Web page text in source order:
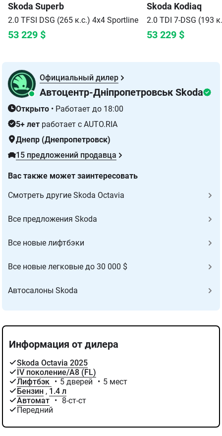
Skoda Superb
2.0 TFSI DSG (265 к.с.) 4x4 Sportline
53 229 $
Skoda Kodiaq
2.0 TDI 7-DSG (193
53 229 $
Официальный дилер
Автоцентр-Дніпропетровськ Skoda
Открыто • Работает до 18:00
5+ лет работает с AUTO.RIA
Днепр (Днепропетровск)
15 предложений продавца
Вас также может заинтересовать
Cмотреть другие Skoda Octavia
Все предложения Skoda
Все новые лифтбэки
Все новые легковые до 30 000 $
Автосалоны Skoda
Информация от дилера
Skoda Octavia 2025
IV поколение/A8 (FL)
Лифтбэк • 5 дверей • 5 мест
Бензин , 1.4 л
Автомат • 8-ст-ст
Передний